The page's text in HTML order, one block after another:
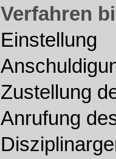
Verfahren
Einstellung
Zustellung
Anrufung